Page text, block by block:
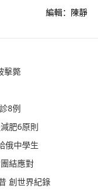
編輯：陳靜
擊斃
8例
肥6原則
俄中學生
結應對
創世界紀錄